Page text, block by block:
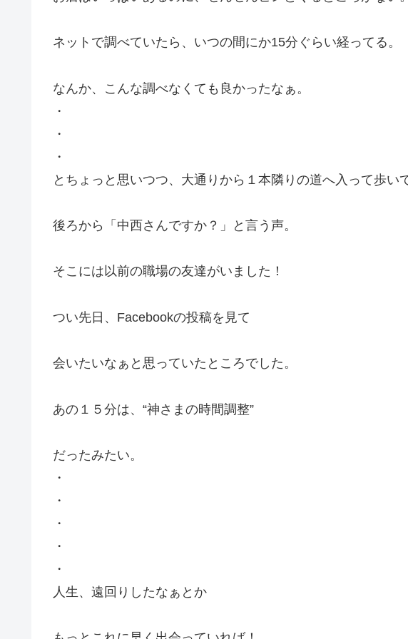
ネットで調べていたら、いつの間にか15分ぐらい経ってる。
なんか、こんな調べなくても良かったなぁ。
・
・
・
とちょっと思いつつ、大通りから１本隣りの道へ入って歩い
後ろから「中西さんですか？」と言う声。
そこには以前の職場の友達がいました！
つい先日、Facebookの投稿を見て
会いたいなぁと思っていたところでした。
あの１５分は、“神さまの時間調整”
だったみたい。
・
・
・
・
・
人生、遠回りしたなぁとか